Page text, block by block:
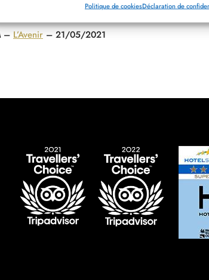
Politique de cookiesDéclaration de
– L’Avenir – 21/05/2021